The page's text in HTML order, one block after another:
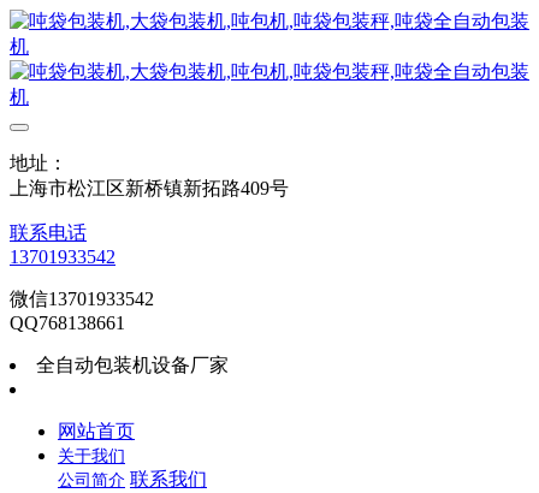
地址：
上海市松江区新桥镇新拓路409号
联系电话
13701933542
微信13701933542
QQ768138661
全自动包装机设备厂家
网站首页
关于我们
公司简介 联系我们